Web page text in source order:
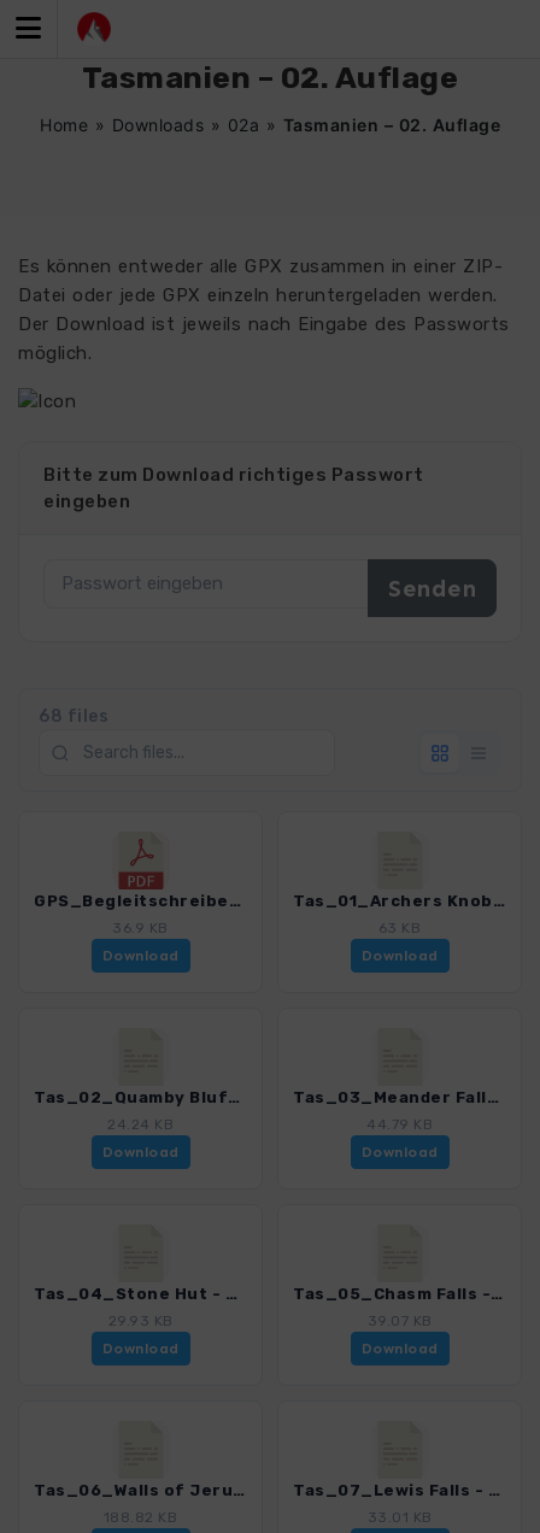
Inhalt
Tasmanien – 02. Auflage
Home » Downloads » 02a » Tasmanien – 02. Auflage
Es können entweder alle GPX zusammen in einer ZIP-
Datei oder jede GPX einzeln heruntergeladen werden.
Der Download ist jeweils nach Eingabe des Passworts
möglich.
Bitte zum Download richtiges Passwort
eingeben
68 files
GPS_Begleitschreiben_Download_4368_2.pdf
36.9 KB
Download
Tas_01_Archers Knob - Copper Cove_4368_2.gpx
63 KB
Download
Tas_02_Quamby Bluff_4368_2.gpx
24.24 KB
Download
Tas_03_Meander Falls_4368_2.gpx
44.79 KB
Download
Tas_04_Stone Hut - Bastion Cascades_4368_2.gpx
29.93 KB
Download
Tas_05_Chasm Falls - Mother Cummings Peak_4368_2.gpx
39.07 KB
Download
Tas_06_Walls of Jerusalem_4368_2.gpx
188.82 KB
Tas_07_Lewis Falls - Oxley Falls_4368_2.gpx
33.01 KB